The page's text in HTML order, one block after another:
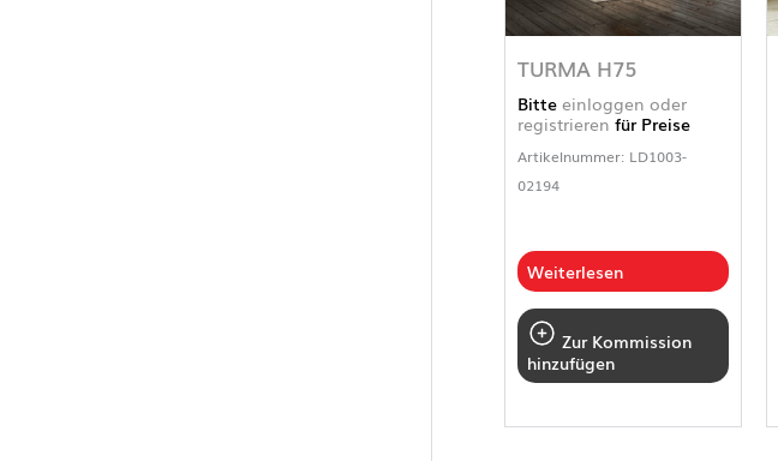
TURMA H75
Bitte einloggen oder
registrieren für Preise
Artikelnummer: LD1003-
02194
Weiterlesen
Zur Kommission
hinzufügen